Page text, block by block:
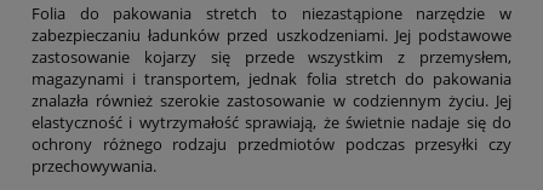
Folia do pakowania stretch to niezastąpione narzędzie w
zabezpieczaniu ładunków przed uszkodzeniami. Jej podstawowe
zastosowanie kojarzy się przede wszystkim z przemysłem,
magazynami i transportem, jednak folia stretch do pakowania
znalazła również szerokie zastosowanie w codziennym życiu. Jej
elastyczność i wytrzymałość sprawiają, że świetnie nadaje się do
ochrony różnego rodzaju przedmiotów podczas przesyłki czy
przechowywania.